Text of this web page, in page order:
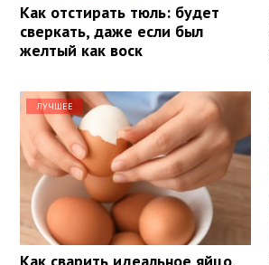
Как отстирать тюль: будет
сверкать, даже если был
желтый как воск
ЛУЧШЕЕ
Как сварить идеальное яйцо,